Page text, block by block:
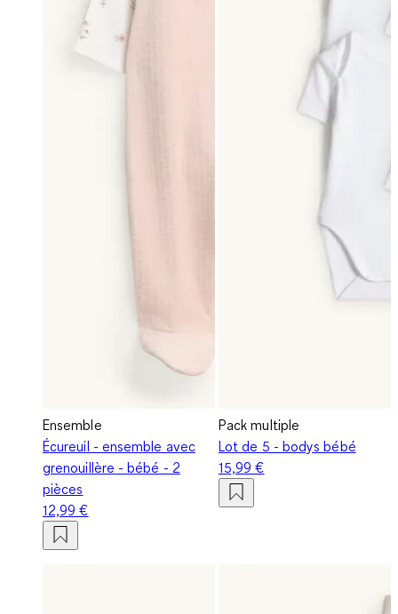
Ensemble
Écureuil - ensemble avec
grenouillère - bébé - 2
pièces
12,99 €
Pack multiple
Lot de 5 - bodys bébé
15,99 €